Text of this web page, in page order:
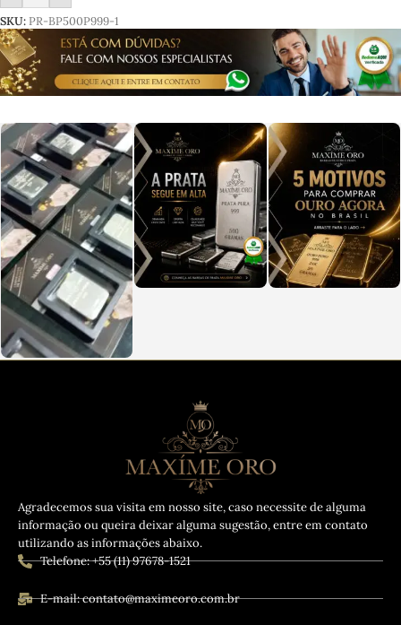
SKU: PR-BP500P999-1
Agradecemos sua visita em nosso site, caso necessite de alguma
informação ou queira deixar alguma sugestão, entre em contato
utilizando as informações abaixo.
Telefone: +55 (11) 97678-1521
E-mail: contato@maximeoro.com.br